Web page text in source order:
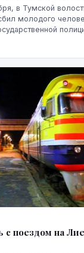
в Тумской
молодого
с поездом на